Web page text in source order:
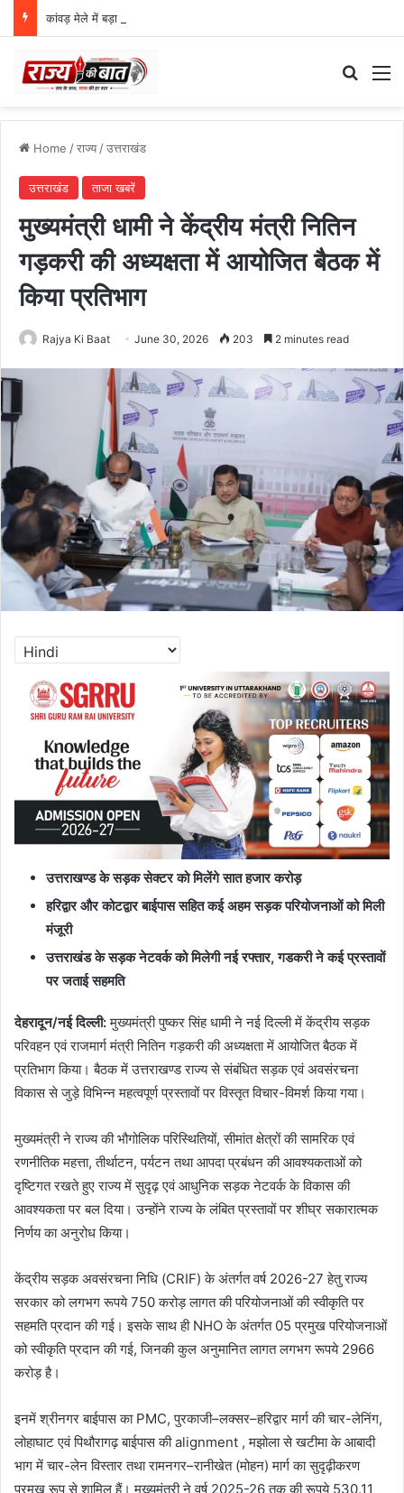
कांवड़ मेले में बड़ा हादसा टला, SDRF ने 21 कांवड़ियों को डूबने से बचाया
Home /राज्य/उत्तराखंड
उत्तराखंड ताजा खबरें
मुख्यमंत्री धामी ने केंद्रीय मंत्री नितिन
गड़करी की अध्यक्षता में आयोजित बैठक में
किया प्रतिभाग
Rajya Ki Baat June 30, 2026 203 2 minutes read
उत्तराखण्ड के सड़क सेक्टर को मिलेंगे सात हजार करोड़
हरिद्वार और कोटद्वार बाईपास सहित कई अहम सड़क परियोजनाओं को मिली
मंजूरी
उत्तराखंड के सड़क नेटवर्क को मिलेगी नई रफ्तार, गडकरी ने कई प्रस्तावों
पर जताई सहमति
देहरादून/नई दिल्ली:मुख्यमंत्री पुष्कर सिंह धामी ने नई दिल्ली में केंद्रीय सड़क
परिवहन एवं राजमार्ग मंत्री नितिन गड़करी की अध्यक्षता में आयोजित बैठक में
प्रतिभाग किया। बैठक में उत्तराखण्ड राज्य से संबंधित सड़क एवं अवसंरचना
विकास से जुड़े विभिन्न महत्वपूर्ण प्रस्तावों पर विस्तृत विचार-विमर्श किया गया।
मुख्यमंत्री ने राज्य की भौगोलिक परिस्थितियों, सीमांत क्षेत्रों की सामरिक एवं
रणनीतिक महत्ता, तीर्थाटन, पर्यटन तथा आपदा प्रबंधन की आवश्यकताओं को
दृष्टिगत रखते हुए राज्य में सुदृढ़ एवं आधुनिक सड़क नेटवर्क के विकास की
आवश्यकता पर बल दिया। उन्होंने राज्य के लंबित प्रस्तावों पर शीघ्र सकारात्मक
निर्णय का अनुरोध किया।
केंद्रीय सड़क अवसंरचना निधि (CRIF) के अंतर्गत वर्ष 2026-27 हेतु राज्य
सरकार को लगभग रूपये 750 करोड़ लागत की परियोजनाओं की स्वीकृति पर
सहमति प्रदान की गई। इसके साथ ही NHO के अंतर्गत 05 प्रमुख परियोजनाओं
को स्वीकृति प्रदान की गई, जिनकी कुल अनुमानित लागत लगभग रूपये 2966
करोड़ है।
इनमें श्रीनगर बाईपास का PMC, पुरकाजी–लक्सर–हरिद्वार मार्ग की चार-लेनिंग,
लोहाघाट एवं पिथौरागढ़ बाईपास की alignment , मझोला से खटीमा के आबादी
भाग में चार-लेन विस्तार तथा रामनगर–रानीखेत (मोहन) मार्ग का सुदृढ़ीकरण
प्रमुख रूप से शामिल हैं। मुख्यमंत्री ने वर्ष 2025-26 तक की रूपये 530.11